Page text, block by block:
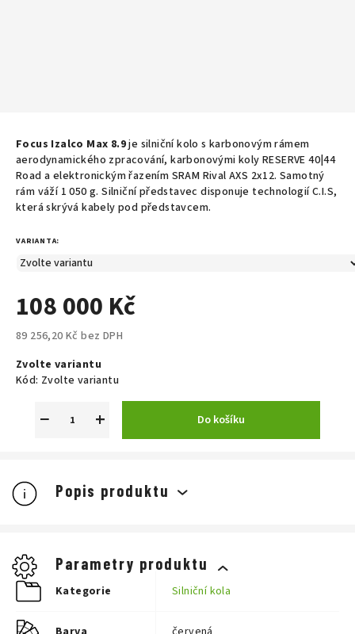
Focus Izalco Max 8.9je silniční kolo s karbonovým rámem
aerodynamického zpracování, karbonovými koly RESERVE 40|44
Road a elektronickým řazením SRAM Rival AXS 2x12. Samotný
rám váží 1 050 g. Silniční představec disponuje technologií C.I.S,
která skrývá kabely pod představcem.
VARIANTA:
108 000 Kč
89 256,20 Kč bez DPH
cena:
Zvolte variantu
Kód: Zvolte variantu
+
− Do košíku
Popis produktu
Parametry produktu
Kategorie Silniční kola